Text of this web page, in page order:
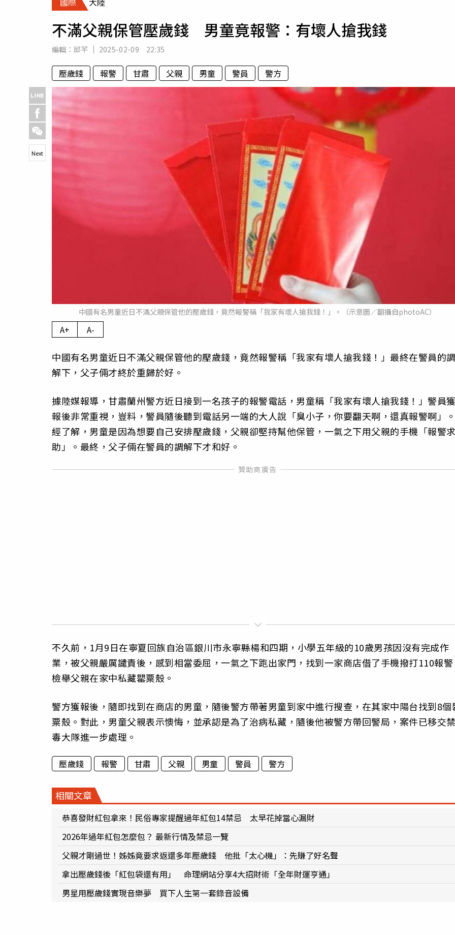
專欄
房產新勢力
運勢
不滿父親保管壓歲錢 男童竟報警：有壞人搶我錢
編輯： 邱芊 2025-02-09 22:35
壓歲錢 報警 甘肅 父親 男童 警員 警方
中國有名男童近日不滿父親保管他的壓歲錢，竟然報警稱「我家有壞人搶我錢！」。（示意圖／翻攝自photoAC）
Next
A+ A-
中國有名男童近日不滿父親保管他的壓歲錢，竟然報警稱「我家有壞人搶我錢！」最終在警員的
解下，父子倆才終於重歸於好。
據陸媒報導，甘肅蘭州警方近日接到一名孩子的報警電話，男童稱「我家有壞人搶我錢！」警員
報後非常重視，豈料，警員隨後聽到電話另一端的大人說「臭小子，你要翻天啊，還真報警啊」
經了解，男童是因為想要自己安排壓歲錢，父親卻堅持幫他保管，一氣之下用父親的手機「報警
助」。最終，父子倆在警員的調解下才和好。
不久前，1月9日在寧夏回族自治區銀川市永寧縣楊和四期，小學五年級的10歲男孩因沒有完成作
業，被父親嚴厲譴責後，感到相當委屈，一氣之下跑出家門，找到一家商店借了手機撥打110報
檢舉父親在家中私藏罌粟殼。
警方獲報後，隨即找到在商店的男童，隨後警方帶著男童到家中進行搜查，在其家中陽台找到8個
粟殼。對此，男童父親表示懊悔，並承認是為了治病私藏，隨後他被警方帶回警局，案件已移交
毒大隊進一步處理。
壓歲錢 報警 甘肅 父親 男童 警員 警方
相關文章
恭喜發財紅包拿來！民俗專家提醒過年紅包14禁忌 太早花掉當心漏財
2026年過年紅包怎麼包？ 最新行情及禁忌一覽
父親才剛過世！姊姊竟要求返還多年壓歲錢 他批「太心機」：先賺了好名聲
拿出壓歲錢後「紅包袋還有用」 命理網站分享4大招財術「全年財運亨通」
男星用壓歲錢實現音樂夢 買下人生第一套錄音設備